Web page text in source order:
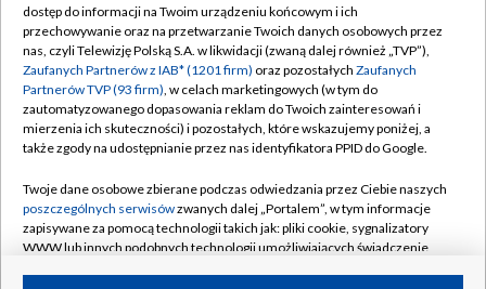
Abonament TVP
Emisja w TVP
Centrum informacji TVP
Naziemna Telewizja Cyfrowa
Rada Programowa
System NOS
Informacje o nadawcy
Regulamin TVP
Polityka prywatności
Moje zgody
Pomoc
Kontakt
Kanały
dostęp do informacji na Twoim urządzeniu końcowym i ich
przechowywanie oraz na przetwarzanie Twoich danych osobowych przez
nas, czyli Telewizję Polską S.A. w likwidacji (zwaną dalej również „TVP”),
Zaufanych Partnerów z IAB* (1201 firm) oraz pozostałych Zaufanych
Partnerów TVP (93 firm), w celach marketingowych (w tym do
zautomatyzowanego dopasowania reklam do Twoich zainteresowań i
mierzenia ich skuteczności) i pozostałych, które wskazujemy poniżej, a
także zgody na udostępnianie przez nas identyfikatora PPID do Google.
Twoje dane osobowe zbierane podczas odwiedzania przez Ciebie naszych
poszczególnych serwisówzwanych dalej „Portalem”, w tym informacje
zapisywane za pomocą technologii takich jak: pliki cookie, sygnalizatory
WWW lub innych podobnych technologii umożliwiających świadczenie